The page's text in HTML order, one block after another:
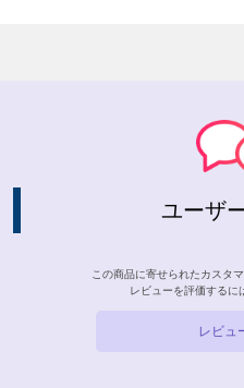
ユーザ
この商品に寄せられたカスタ
レビューを評価するに
レビュ